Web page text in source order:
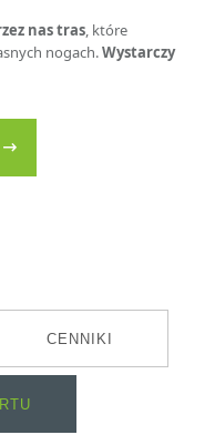
nas tras, które
nogach.Wystarczy
CENNIKI